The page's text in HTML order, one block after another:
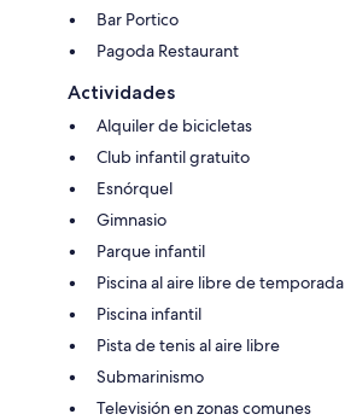
Bar Portico
Pagoda Restaurant
Actividades
Alquiler de bicicletas
Club infantil gratuito
Esnórquel
Gimnasio
Parque infantil
Piscina al aire libre de temporada
Piscina infantil
Pista de tenis al aire libre
Submarinismo
Televisión en zonas comunes